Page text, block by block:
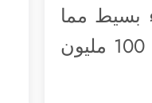
جزء بسيط مما
تستثمره شركات مثل OpenAI وجوجل، فقد ذكرت OpenAI انها أنفقت 100 مليون